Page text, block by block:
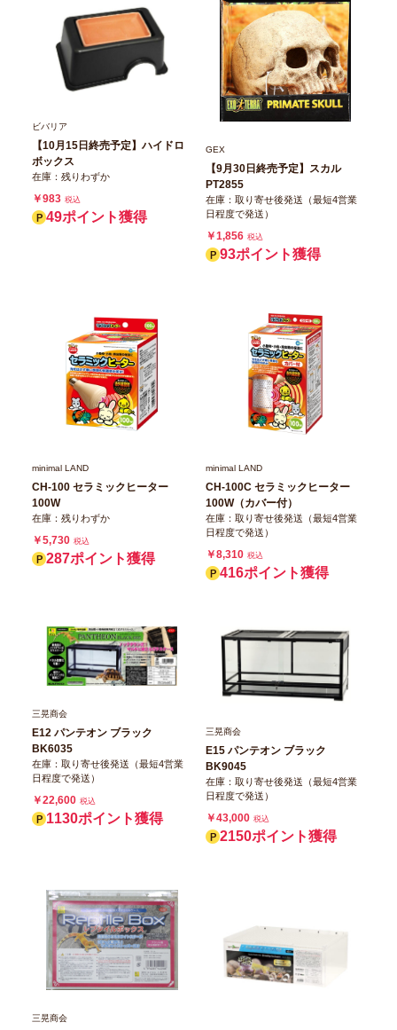
ビバリア
【10月15日終売予定】ハイドロ
ボックス
在庫：残りわずか
￥983 税込
49ポイント獲得
GEX
【9月30日終売予定】スカル
PT2855
在庫：取り寄せ後発送（最短4営業
日程度で発送）
￥1,856 税込
93ポイント獲得
minimal LAND
CH-100 セラミックヒーター
100W
在庫：残りわずか
￥5,730 税込
287ポイント獲得
minimal LAND
CH-100C セラミックヒーター
100W（カバー付）
在庫：取り寄せ後発送（最短4営業
日程度で発送）
￥8,310 税込
416ポイント獲得
三晃商会
E12 パンテオン ブラック
BK6035
在庫：取り寄せ後発送（最短4営業
日程度で発送）
￥22,600 税込
1130ポイント獲得
三晃商会
E15 パンテオン ブラック
BK9045
在庫：取り寄せ後発送（最短4営業
日程度で発送）
￥43,000 税込
2150ポイント獲得
三晃商会